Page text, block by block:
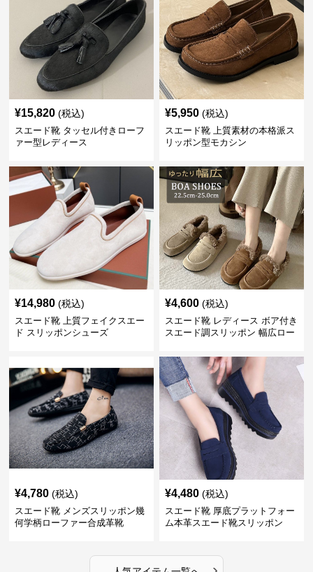
¥15,820 (税込)
スエード靴 タッセル付きローフ
ァー型レディース
¥5,950 (税込)
スエード靴 上質素材の本格派ス
リッポン型モカシン
¥14,980 (税込)
スエード靴 上質フェイクスエー
ド スリッポンシューズ
¥4,600 (税込)
スエード靴 レディース ボア付き
スエード調スリッポン 幅広ロー
¥4,780 (税込)
スエード靴 メンズスリッポン幾
何学柄ローファー合成革靴
¥4,480 (税込)
スエード靴 厚底プラットフォー
ム本革スエード靴スリッポン